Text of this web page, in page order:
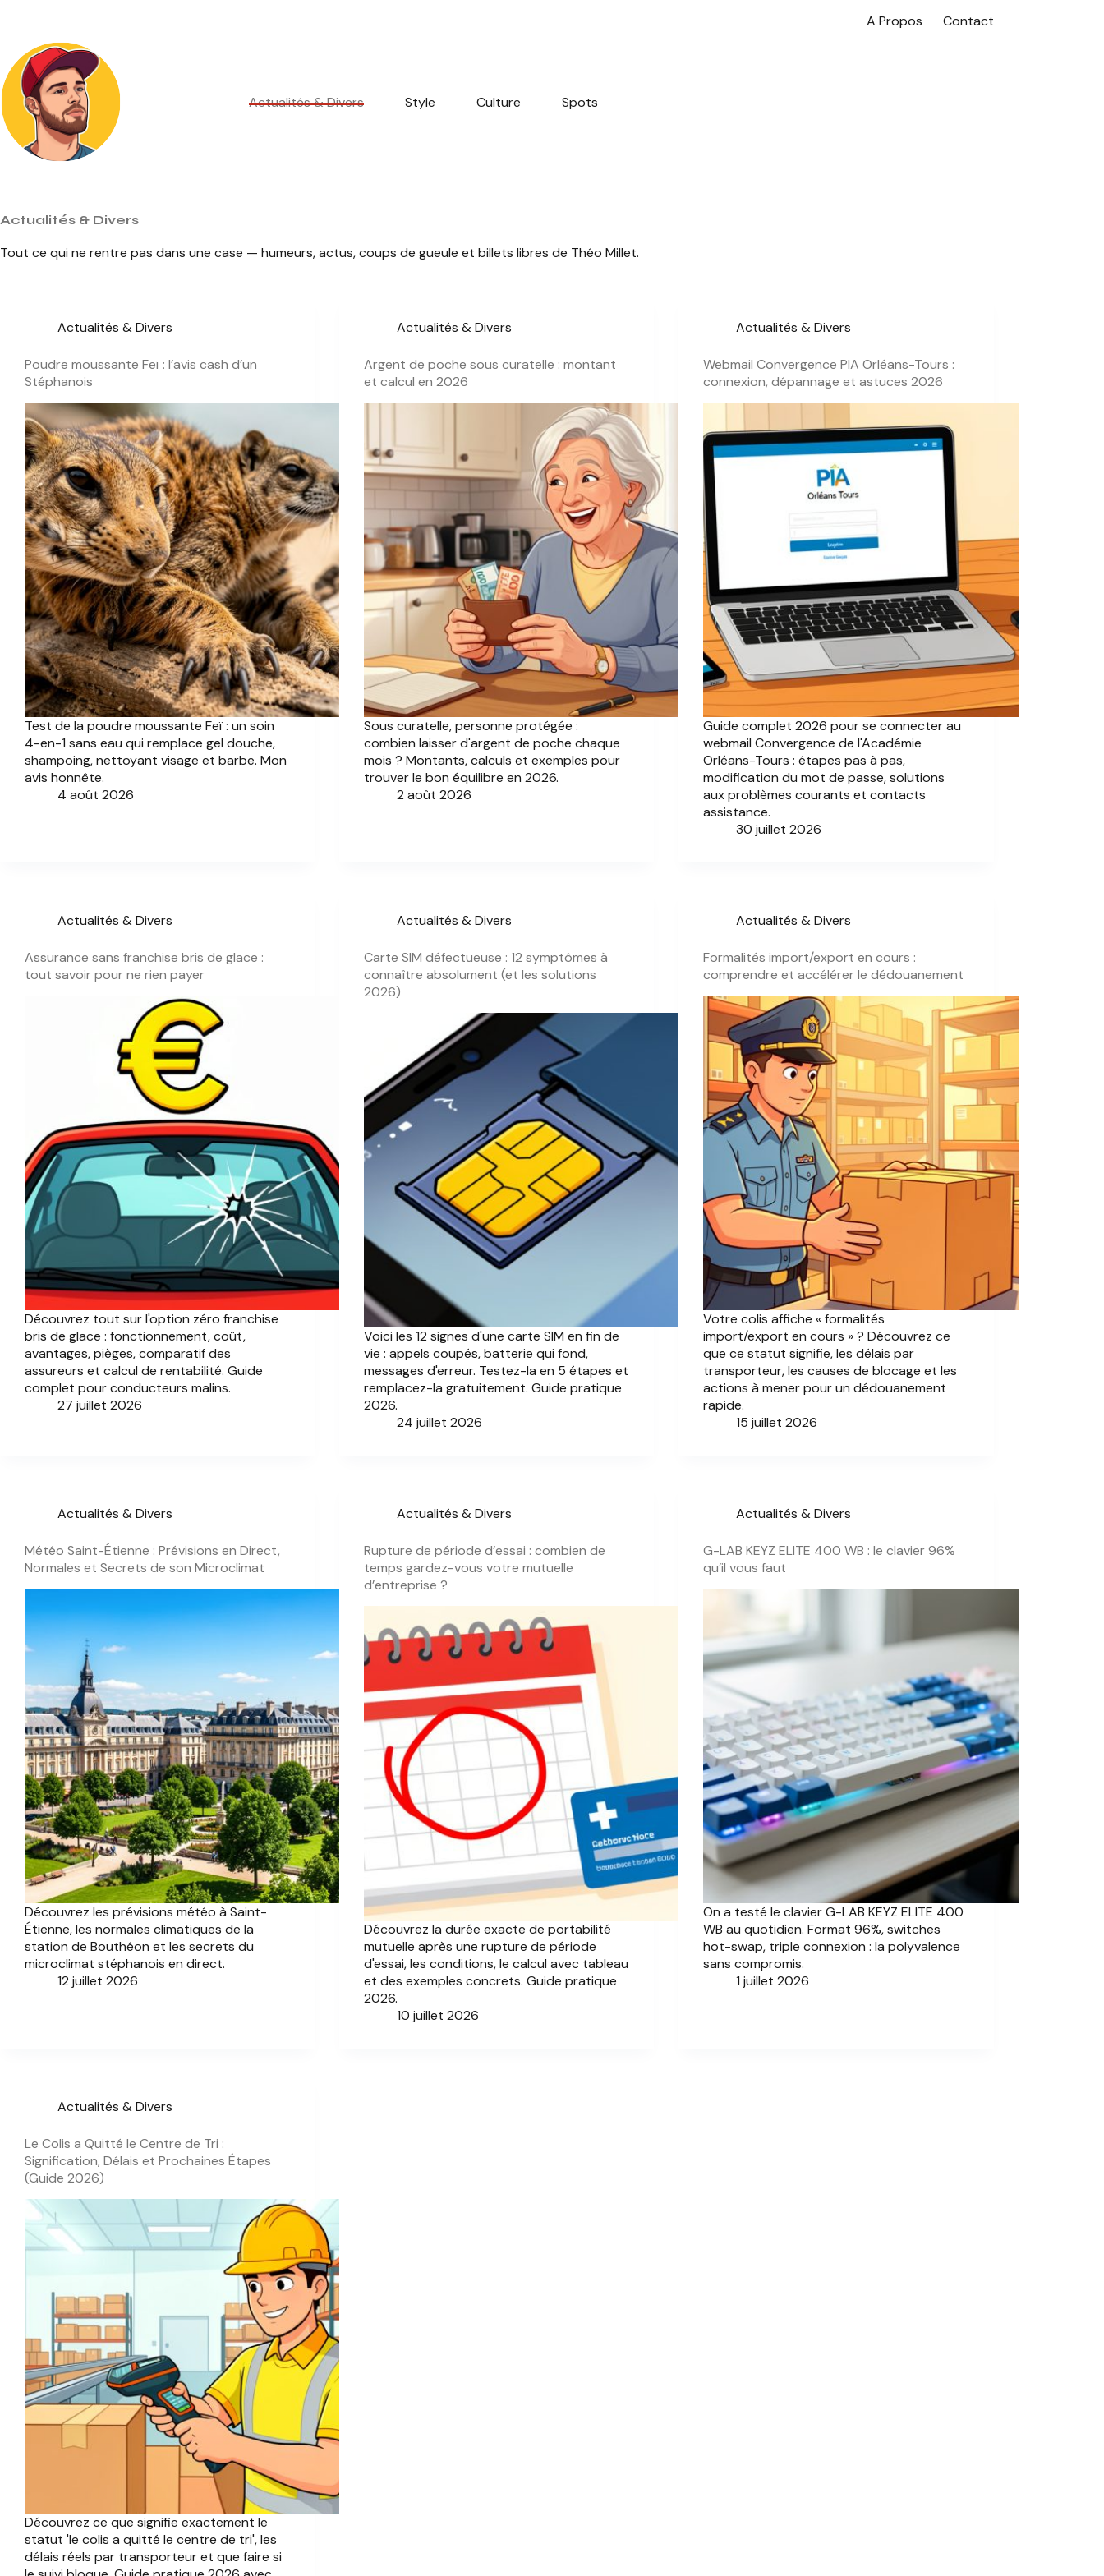
contenu
A Propos Contact
Actualités & Divers Style Culture Spots
Actualités & Divers
Tout ce qui ne rentre pas dans une case — humeurs, actus, coups de gueule et billets libres de Théo Millet.
Actualités & Divers
Poudre moussante Feï : l’avis cash d’un
Stéphanois
Test de la poudre moussante Feï : un soin
4-en-1 sans eau qui remplace gel douche,
shampoing, nettoyant visage et barbe. Mon
avis honnête.
4 août 2026
Actualités & Divers
Argent de poche sous curatelle : montant
et calcul en 2026
Sous curatelle, personne protégée :
combien laisser d'argent de poche chaque
mois ? Montants, calculs et exemples pour
trouver le bon équilibre en 2026.
2 août 2026
Actualités & Divers
Webmail Convergence PIA Orléans-Tours :
connexion, dépannage et astuces 2026
Guide complet 2026 pour se connecter au
webmail Convergence de l'Académie
Orléans-Tours : étapes pas à pas,
modification du mot de passe, solutions
aux problèmes courants et contacts
assistance.
30 juillet 2026
Actualités & Divers
Assurance sans franchise bris de glace :
tout savoir pour ne rien payer
Découvrez tout sur l'option zéro franchise
bris de glace : fonctionnement, coût,
avantages, pièges, comparatif des
assureurs et calcul de rentabilité. Guide
complet pour conducteurs malins.
27 juillet 2026
Actualités & Divers
Carte SIM défectueuse : 12 symptômes à
connaître absolument (et les solutions
2026)
Voici les 12 signes d'une carte SIM en fin de
vie : appels coupés, batterie qui fond,
messages d'erreur. Testez-la en 5 étapes et
remplacez-la gratuitement. Guide pratique
2026.
24 juillet 2026
Actualités & Divers
Formalités import/export en cours :
comprendre et accélérer le dédouanement
Votre colis affiche « formalités
import/export en cours » ? Découvrez ce
que ce statut signifie, les délais par
transporteur, les causes de blocage et les
actions à mener pour un dédouanement
rapide.
15 juillet 2026
Actualités & Divers
Météo Saint-Étienne : Prévisions en Direct,
Normales et Secrets de son Microclimat
Découvrez les prévisions météo à Saint-
Étienne, les normales climatiques de la
station de Bouthéon et les secrets du
microclimat stéphanois en direct.
12 juillet 2026
Actualités & Divers
Rupture de période d’essai : combien de
temps gardez-vous votre mutuelle
d’entreprise ?
Découvrez la durée exacte de portabilité
mutuelle après une rupture de période
d'essai, les conditions, le calcul avec tableau
et des exemples concrets. Guide pratique
2026.
10 juillet 2026
Actualités & Divers
G-LAB KEYZ ELITE 400 WB : le clavier 96%
qu’il vous faut
On a testé le clavier G-LAB KEYZ ELITE 400
WB au quotidien. Format 96%, switches
hot-swap, triple connexion : la polyvalence
sans compromis.
1 juillet 2026
Actualités & Divers
Le Colis a Quitté le Centre de Tri :
Signification, Délais et Prochaines Étapes
(Guide 2026)
Découvrez ce que signifie exactement le
statut 'le colis a quitté le centre de tri', les
délais réels par transporteur et que faire si